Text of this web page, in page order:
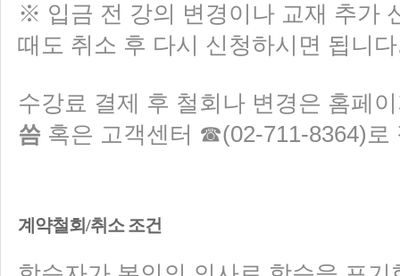
※ 입금 전 강의 변경이나 교재 추가
때도 취소 후 다시 신청하시면 됩니
수강료 결제 후 철회나 변경은 홈페
씀 혹은 고객센터 ☎(02-711-8364)로
계약철회/취소 조건